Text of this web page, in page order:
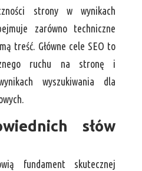
strony w wynikach
zarówno techniczne
treść. Główne cele SEO to
ruchu na stronę i
wyszukiwania dla
słów
fundament skutecznej